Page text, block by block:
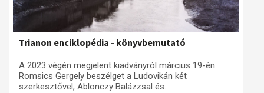
Trianon enciklopédia - könyvbemutató
A 2023 végén megjelent kiadványról március 19-én
Romsics Gergely beszélget a Ludovikán két
szerkesztővel, Ablonczy Balázzsal és...